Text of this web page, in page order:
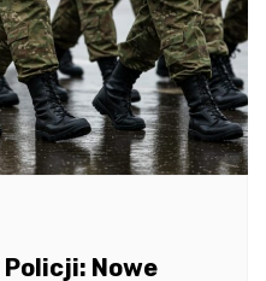
Nowe